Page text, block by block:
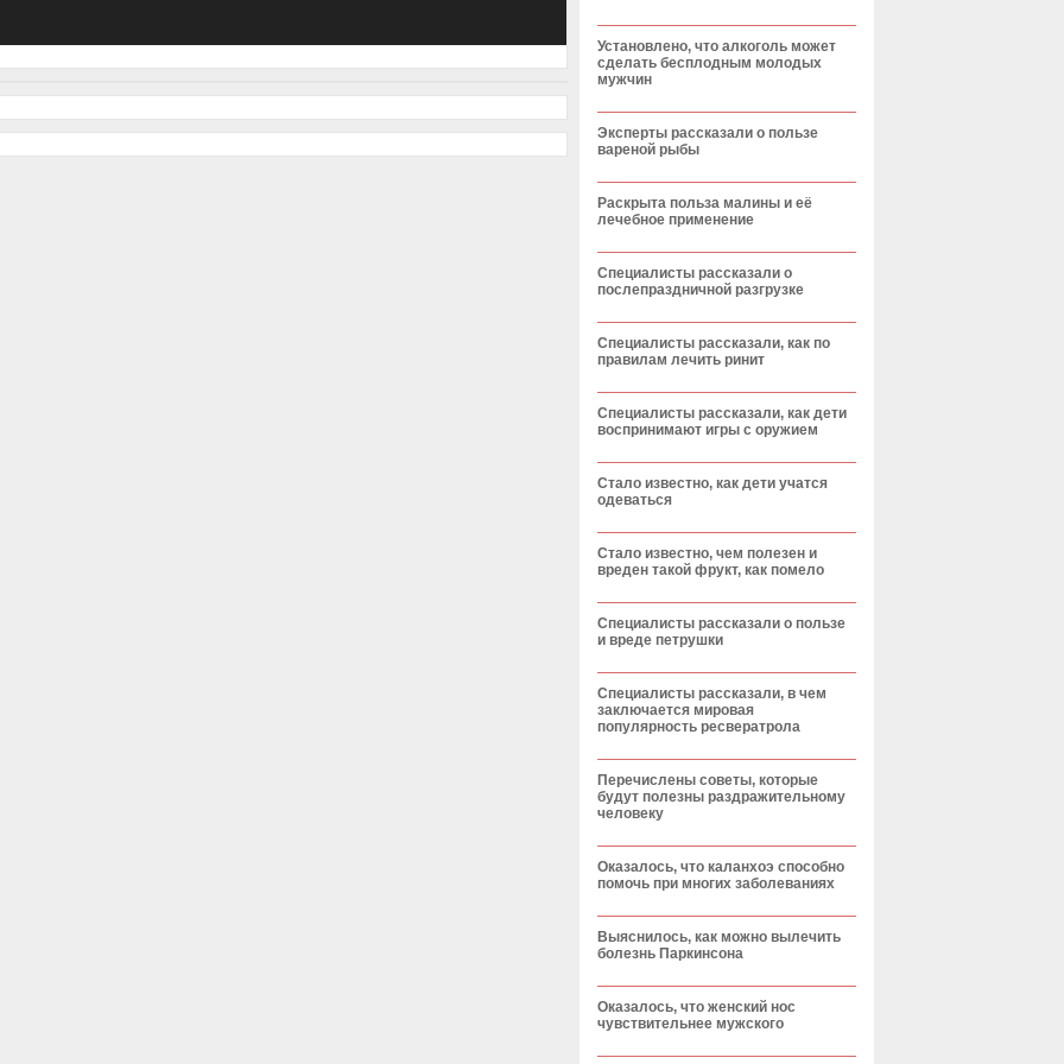
Установлено, что алкоголь может
сделать бесплодным молодых
мужчин
Эксперты рассказали о пользе
вареной рыбы
Раскрыта польза малины и её
лечебное применение
Специалисты рассказали о
послепраздничной разгрузке
Специалисты рассказали, как по
правилам лечить ринит
Специалисты рассказали, как дети
воспринимают игры с оружием
Стало известно, как дети учатся
одеваться
Стало известно, чем полезен и
вреден такой фрукт, как помело
Специалисты рассказали о пользе
и вреде петрушки
Специалисты рассказали, в чем
заключается мировая
популярность ресвератрола
Перечислены советы, которые
будут полезны раздражительному
человеку
Оказалось, что каланхоэ способно
помочь при многих заболеваниях
Выяснилось, как можно вылечить
болезнь Паркинсона
Оказалось, что женский нос
чувствительнее мужского